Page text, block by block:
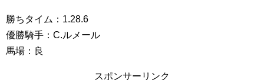
勝ちタイム：1.28.6
優勝騎手：C.ルメール
馬場：良
スポンサーリンク